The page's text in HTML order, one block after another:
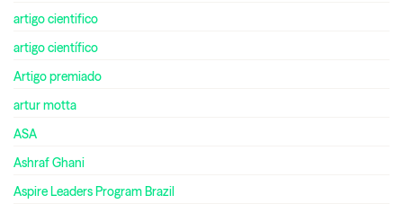
artigo cientifico
artigo científico
Artigo premiado
artur motta
ASA
Ashraf Ghani
Aspire Leaders Program Brazil